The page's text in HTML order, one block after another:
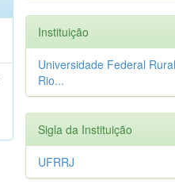
Instituição
Universidade Federal
Rio...
Sigla da Instituição
UFRRJ